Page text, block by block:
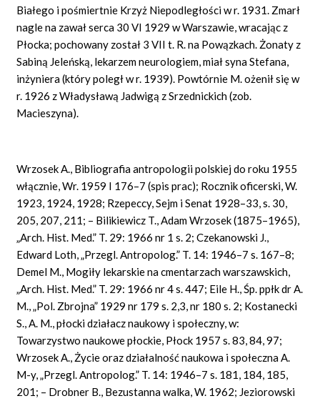
Białego i pośmiertnie Krzyż Niepodległości w r. 1931. Zmarł
nagle na zawał serca 30 VI 1929 w Warszawie, wracając z
Płocka; pochowany został 3 VII t. R. na Powązkach. Żonaty z
Sabiną Jeleńską, lekarzem neurologiem, miał syna Stefana,
inżyniera (który poległ w r. 1939). Powtórnie M. ożenił się w
r. 1926 z Władysławą Jadwigą z Srzednickich (zob.
Macieszyna).
Wrzosek A., Bibliografia antropologii polskiej do roku 1955
włącznie, Wr. 1959 I 176–7 (spis prac); Rocznik oficerski, W.
1923, 1924, 1928; Rzepeccy, Sejm i Senat 1928–33, s. 30,
205, 207, 211; – Bilikiewicz T., Adam Wrzosek (1875–1965),
„Arch. Hist. Med.” T. 29: 1966 nr 1 s. 2; Czekanowski J.,
Edward Loth, „Przegl. Antropolog.” T. 14: 1946–7 s. 167–8;
Demel M., Mogiły lekarskie na cmentarzach warszawskich,
„Arch. Hist. Med.” T. 29: 1966 nr 4 s. 447; Eile H., Śp. ppłk dr A.
M., „Pol. Zbrojna” 1929 nr 179 s. 2,3, nr 180 s. 2; Kostanecki
S., A. M., płocki działacz naukowy i społeczny, w:
Towarzystwo naukowe płockie, Płock 1957 s. 83, 84, 97;
Wrzosek A., Życie oraz działalność naukowa i społeczna A.
M-y, „Przegl. Antropolog.” T. 14: 1946–7 s. 181, 184, 185,
201; – Drobner B., Bezustanna walka, W. 1962; Jeziorowski